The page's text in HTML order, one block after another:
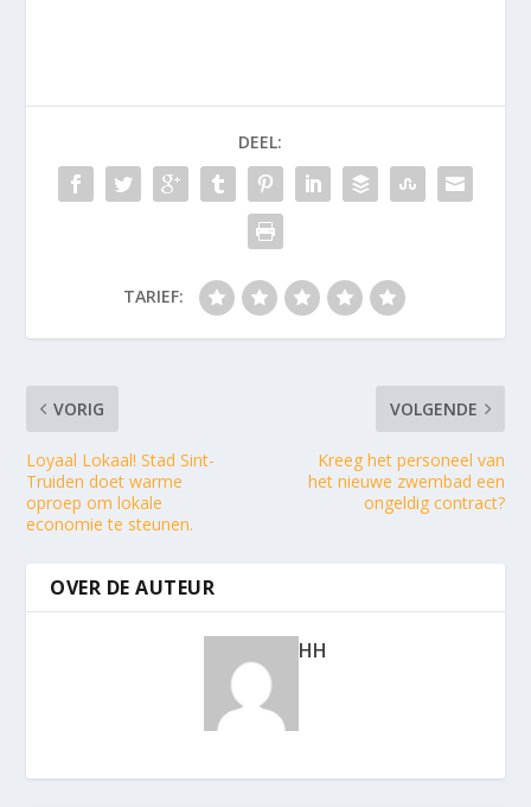
DEEL:
TARIEF:
VORIG
Loyaal Lokaal! Stad Sint-
Truiden doet warme
oproep om lokale
economie te steunen.
VOLGENDE
Kreeg het personeel van
het nieuwe zwembad een
ongeldig contract?
OVER DE AUTEUR
HH